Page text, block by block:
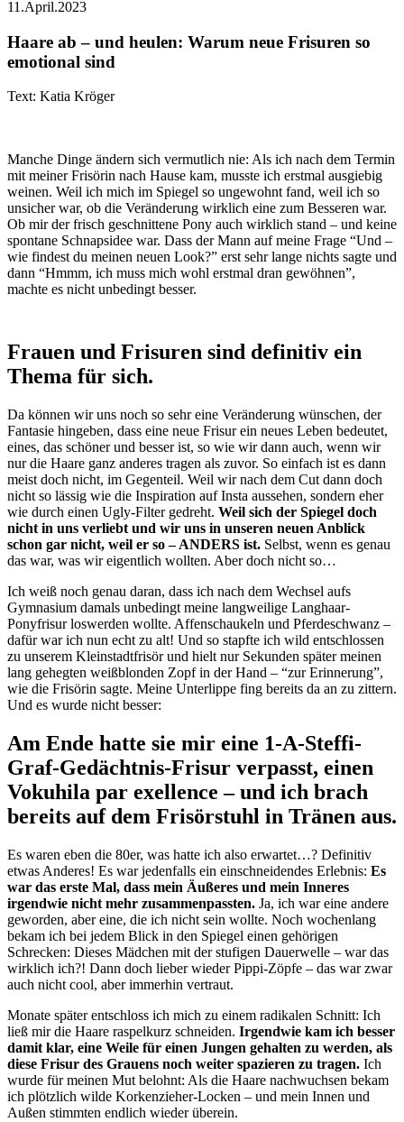
11.April.2023
Haare ab – und heulen: Warum neue Frisuren so
emotional sind
Text: Katia Kröger
Manche Dinge ändern sich vermutlich nie: Als ich nach dem Termin
mit meiner Frisörin nach Hause kam, musste ich erstmal ausgiebig
weinen. Weil ich mich im Spiegel so ungewohnt fand, weil ich so
unsicher war, ob die Veränderung wirklich eine zum Besseren war.
Ob mir der frisch geschnittene Pony auch wirklich stand – und keine
spontane Schnapsidee war. Dass der Mann auf meine Frage “Und –
wie findest du meinen neuen Look?” erst sehr lange nichts sagte und
dann “Hmmm, ich muss mich wohl erstmal dran gewöhnen”,
machte es nicht unbedingt besser.
Frauen und Frisuren sind definitiv ein
Thema für sich.
Da können wir uns noch so sehr eine Veränderung wünschen, der
Fantasie hingeben, dass eine neue Frisur ein neues Leben bedeutet,
eines, das schöner und besser ist, so wie wir dann auch, wenn wir
nur die Haare ganz anderes tragen als zuvor. So einfach ist es dann
meist doch nicht, im Gegenteil. Weil wir nach dem Cut dann doch
nicht so lässig wie die Inspiration auf Insta aussehen, sondern eher
wie durch einen Ugly-Filter gedreht. Weil sich der Spiegel doch
nicht in uns verliebt und wir uns in unseren neuen Anblick
schon gar nicht, weil er so – ANDERS ist. Selbst, wenn es genau
das war, was wir eigentlich wollten. Aber doch nicht so…
Ich weiß noch genau daran, dass ich nach dem Wechsel aufs
Gymnasium damals unbedingt meine langweilige Langhaar-
Ponyfrisur loswerden wollte. Affenschaukeln und Pferdeschwanz –
dafür war ich nun echt zu alt! Und so stapfte ich wild entschlossen
zu unserem Kleinstadtfrisör und hielt nur Sekunden später meinen
lang gehegten weißblonden Zopf in der Hand – “zur Erinnerung”,
wie die Frisörin sagte. Meine Unterlippe fing bereits da an zu zittern.
Und es wurde nicht besser:
Am Ende hatte sie mir eine 1-A-Steffi-
Graf-Gedächtnis-Frisur verpasst, einen
Vokuhila par exellence – und ich brach
bereits auf dem Frisörstuhl in Tränen aus.
Es waren eben die 80er, was hatte ich also erwartet…? Definitiv
etwas Anderes! Es war jedenfalls ein einschneidendes Erlebnis: Es
war das erste Mal, dass mein Äußeres und mein Inneres
irgendwie nicht mehr zusammenpassten. Ja, ich war eine andere
geworden, aber eine, die ich nicht sein wollte. Noch wochenlang
bekam ich bei jedem Blick in den Spiegel einen gehörigen
Schrecken: Dieses Mädchen mit der stufigen Dauerwelle – war das
wirklich ich?! Dann doch lieber wieder Pippi-Zöpfe – das war zwar
auch nicht cool, aber immerhin vertraut.
Monate später entschloss ich mich zu einem radikalen Schnitt: Ich
ließ mir die Haare raspelkurz schneiden. Irgendwie kam ich besser
damit klar, eine Weile für einen Jungen gehalten zu werden, als
diese Frisur des Grauens noch weiter spazieren zu tragen. Ich
wurde für meinen Mut belohnt: Als die Haare nachwuchsen bekam
ich plötzlich wilde Korkenzieher-Locken – und mein Innen und
Außen stimmten endlich wieder überein.